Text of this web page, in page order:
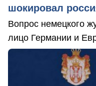
шокировал
Вопрос немецкого
лицо Германии и